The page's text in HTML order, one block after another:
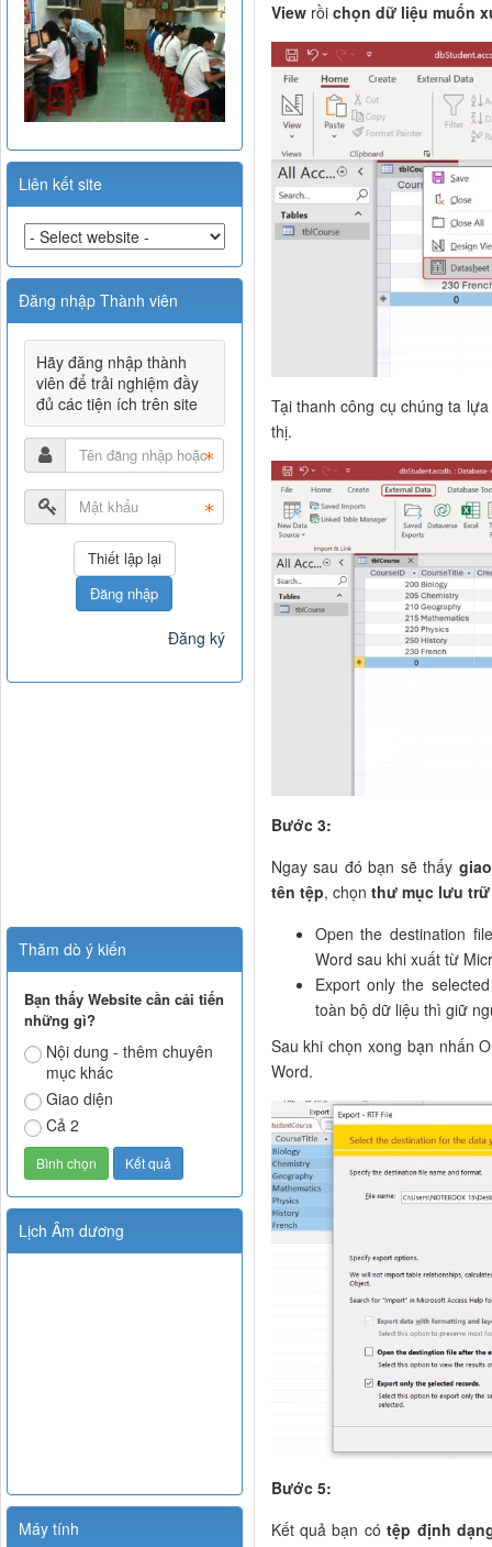
Viewrồi chọn dữ liệu muốn
Tại thanh công cụ chúng ta
thị.
Bước 3:
Ngay sau đó bạn sẽ thấy
tên tệp, chọn thư mục lưu trữ
Open the destination
Word sau khi xuất từ
Export only the
toàn bộ dữ liệu thì giữ
Sau khi chọn xong bạn nhấn
Word.
Bước 5:
Kết quả bạn cótệp định
Liên kết site
Đăng nhập Thành viên
Hãy đăng nhập thành
viên để trải nghiệm đầy
đủ các tiện ích trên site
Đăng nhập
Đăng ký
Thăm dò ý kiến
Bạn thấy Website cần cải tiến
những gì?
Nội dung - thêm chuyên
mục khác
Giao diện
Cả 2
Lịch Âm dương
Máy tính